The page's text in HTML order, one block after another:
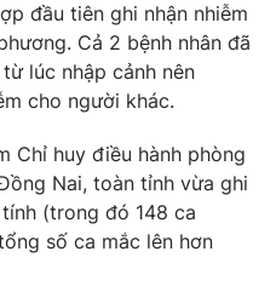
đầu tiên ghi nhận nhiễm
Cả 2 bệnh nhân đã
lúc nhập cảnh nên
cho người khác.
Chỉ huy điều hành phòng
Nai, toàn tỉnh vừa ghi
(trong đó 148 ca
số ca mắc lên hơn